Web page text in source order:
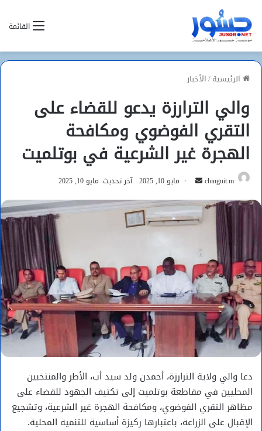
القائمة
الرئيسية/الأخبار
والي الترارزة يدعو للقضاء على
التقري الفوضوي ومكافحة
الهجرة غير الشرعية في بوتلميت
chinguit.m
أرسل
إلكترونيا
مايو 10, 2025 آخر تحديث: مايو 10, 2025
دعا والي ولاية الترارزة، أحمدن ولد سيد أب، الأطر والمنتخبين
المحليين في مقاطعة بوتلميت إلى تكثيف الجهود للقضاء على
مظاهر التقري الفوضوي، ومكافحة الهجرة غير الشرعية، وتشجيع
الإقبال على الزراعة، باعتبارها ركيزة أساسية للتنمية المحلية.